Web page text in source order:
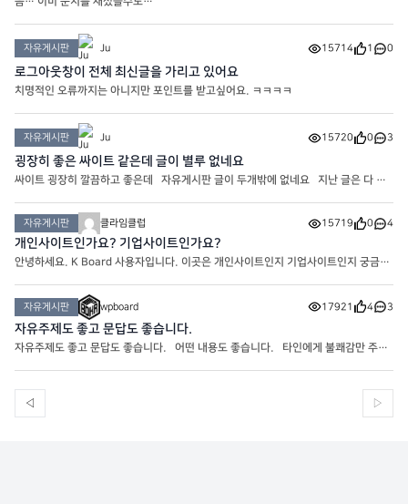
자유게시판 Ju 15714 1 0
로그아웃창이 전체 최신글을 가리고 있어요
치명적인 오류까지는 아니지만 포인트를 받고싶어요. ㅋㅋㅋㅋ
자유게시판 Ju 15720 0 3
굉장히 좋은 싸이트 같은데 글이 별루 없네요
싸이트 굉장히 깔끔하고 좋은데 자유게시판 글이 두개밖에 없네요 지난 글은 다 지
자유게시판 클라임클럽 15719 0 4
개인사이트인가요? 기업사이트인가요?
안녕하세요. K Board 사용자입니다. 이곳은 개인사이트인지 기업사이트인지 궁금합
자유게시판 wpboard 17921 4 3
자유주제도 좋고 문답도 좋습니다.
자유주제도 좋고 문답도 좋습니다. 어떤 내용도 좋습니다. 타인에게 불쾌감만 주지
◁ ▷